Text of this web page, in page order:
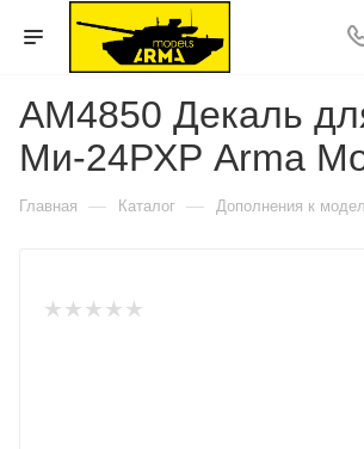
AM4850 Декаль
Ми-24РХР Arma
Главная — Каталог — Дополнения к